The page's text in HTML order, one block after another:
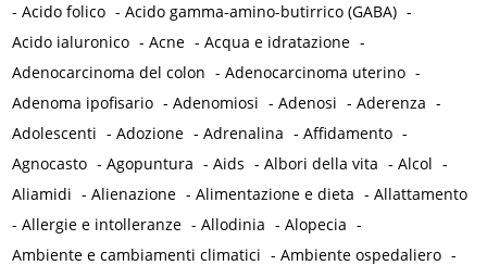
-Acido folico -Acido gamma-amino-butirrico (GABA) -
Acido ialuronico -Acne -Acqua e idratazione -
Adenocarcinoma del colon -Adenocarcinoma uterino -
Adenoma ipofisario -Adenomiosi -Adenosi -Aderenza -
Adolescenti -Adozione -Adrenalina -Affidamento -
Agnocasto -Agopuntura -Aids -Albori della vita -Alcol -
Aliamidi -Alienazione -Alimentazione e dieta -Allattamento
-Allergie e intolleranze -Allodinia -Alopecia -
Ambiente e cambiamenti climatici -Ambiente ospedaliero -